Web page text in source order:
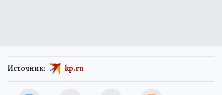
Источник: kp.ru